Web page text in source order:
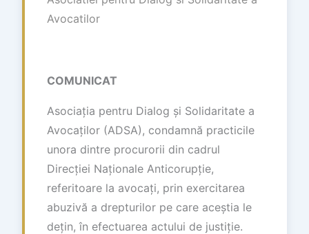
Avocatilor
COMUNICAT
Asociația pentru Dialog și Solidaritate a
Avocaților (ADSA), condamnă practicile
unora dintre procurorii din cadrul
Direcției Naționale Anticorupție,
referitoare la avocați, prin exercitarea
abuzivă a drepturilor pe care aceștia le
dețin, în efectuarea actului de justiție.